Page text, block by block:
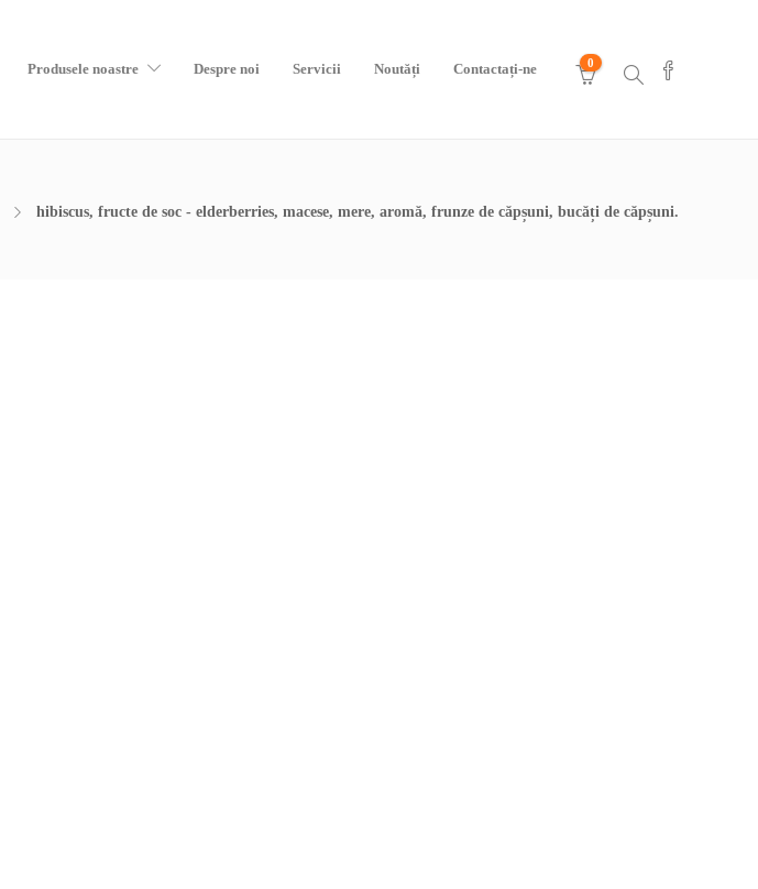
Produsele noastre Despre noi Servicii Noutăți Contactați-ne 0
hibiscus, fructe de soc - elderberries, macese, mere, aromă, frunze de căpșuni, bucăți de căpșuni.